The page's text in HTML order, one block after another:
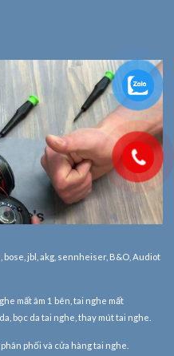
jbl, akg, sennheiser, B&O, Audiot
mất âm 1 bên, tai nghe mất
bọc da tai nghe, thay mút tai nghe.
phối và cửa hàng tai nghe.